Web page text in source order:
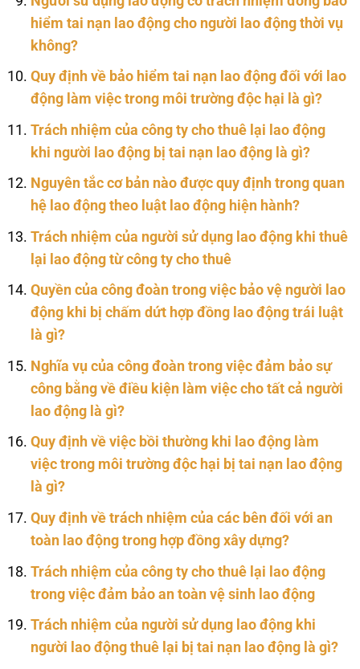
hiểm tai nạn lao động cho người lao động thời vụ
không?
Quy định về bảo hiểm tai nạn lao động đối với lao
động làm việc trong môi trường độc hại là gì?
Trách nhiệm của công ty cho thuê lại lao động
khi người lao động bị tai nạn lao động là gì?
Nguyên tắc cơ bản nào được quy định trong quan
hệ lao động theo luật lao động hiện hành?
Trách nhiệm của người sử dụng lao động khi thuê
lại lao động từ công ty cho thuê
Quyền của công đoàn trong việc bảo vệ người lao
động khi bị chấm dứt hợp đồng lao động trái luật
là gì?
Nghĩa vụ của công đoàn trong việc đảm bảo sự
công bằng về điều kiện làm việc cho tất cả người
lao động là gì?
Quy định về việc bồi thường khi lao động làm
việc trong môi trường độc hại bị tai nạn lao động
là gì?
Quy định về trách nhiệm của các bên đối với an
toàn lao động trong hợp đồng xây dựng?
Trách nhiệm của công ty cho thuê lại lao động
trong việc đảm bảo an toàn vệ sinh lao động
Trách nhiệm của người sử dụng lao động khi
người lao động thuê lại bị tai nạn lao động là gì?